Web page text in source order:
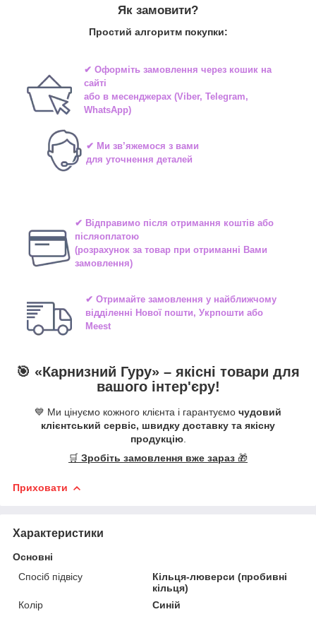
Як замовити?
Простий алгоритм покупки:
✔ Оформіть замовлення через кошик на
сайті
або в месенджерах(Viber, Telegram,
WhatsApp)
✔ Ми зв’яжемося з вами
для уточнення деталей
✔ Відправимо після отримання коштів або
післяоплатою
(розрахунок за товар при отриманні Вами
замовлення)
✔ Отримайте замовлення у найближчому
відділенні Нової пошти, Укрпошти або
Meest
🎯 «Карнизний Гуру» – якісні товари для
вашого інтер'єру!
💙 Ми цінуємо кожного клієнта і гарантуємо чудовий
клієнтський сервіс, швидку доставку та якісну
продукцію.
🛒 Зробіть замовлення вже зараз 🎁
Приховати
Характеристики
Основні
Спосіб підвісу
Кільця-люверси (пробивні
кільця)
Колір
Синій